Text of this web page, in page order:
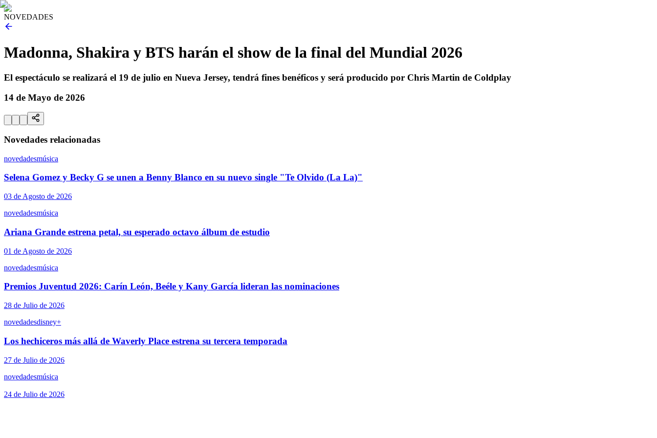
NOVEDADES
Madonna, Shakira y BTS harán el show de la final del Mundial 2026
El espectáculo se realizará el 19 de julio en Nueva Jersey, tendrá fines benéficos y será producido por Chris Martin de Coldplay
14 de Mayo de 2026
Novedades relacionadas
novedadesmúsica
Selena Gomez y Becky G se unen a Benny Blanco en su nuevo single "Te Olvido (La La)"
03 de Agosto de 2026
novedadesmúsica
Ariana Grande estrena petal, su esperado octavo álbum de estudio
01 de Agosto de 2026
novedadesmúsica
Premios Juventud 2026: Carín León, Beéle y Kany García lideran las nominaciones
28 de Julio de 2026
novedadesdisney+
Los hechiceros más allá de Waverly Place estrena su tercera temporada
27 de Julio de 2026
novedadesmúsica
24 de Julio de 2026